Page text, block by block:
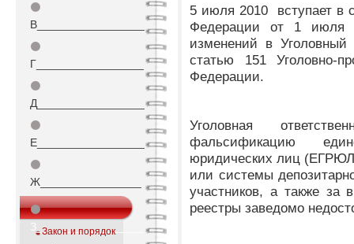
⚫
В_________________
⚫
Г_________________
⚫
Д_________________
⚫
Е_________________
⚫
Ж________________
⚫
З_________________
Закон и порядок
5 июля 2010 вступает в
Федерации от 1 июля
изменений в
статью 151 Уголовно-
Федерации.
Уголовная
фальсификацию
юридических лиц
или системы
участников, а также за
реестры заведомо